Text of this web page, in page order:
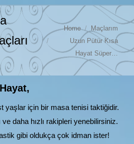
You are here:
Home
Maçlarım
Uzun Pütür Kısa
Hayat Süper…
yaşlar için bir masa tenisi taktiğidir.
daha hızlı rakipleri yenebilirsiniz.
gibi oldukça çok idman ister!